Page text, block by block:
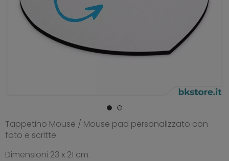
Tappetino Mouse / Mouse pad personalizzato con
foto e scritte.
Dimensioni 23 x 21 cm.